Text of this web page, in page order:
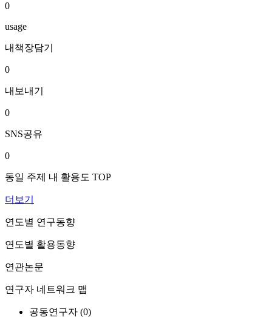
0
usage
내책장담기
0
내보내기
0
SNS공유
0
동일 주제 내 활용도 TOP
더보기
연도별 연구동향
연도별 활용동향
연관논문
연구자 네트워크 맵
공동연구자 (0)